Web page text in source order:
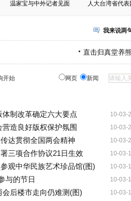
温家宝与中外记者见面 人大台湾省代表
我来说两
直击归真堂养
开始 网页 新闻
10-03-
制改革确定六大要点
10-03-
造良好版权保护氛围
10-03-
达贯彻全国两会精神
10-03-
三项合作协议21日生效
10-03-
观中华民族艺术珍品馆(图)
10-03-
与的节日
10-03-
会后楼市走向仍难测(图)